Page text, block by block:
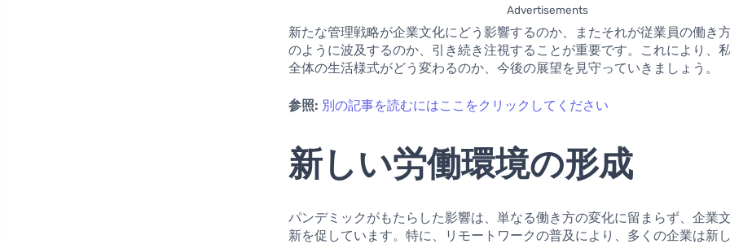
Advertisements
新たな管理戦略が企業文化にどう影響するのか、またそれが従業員の働き
のように波及するのか、引き続き注視することが重要です。これにより、
全体の生活様式がどう変わるのか、今後の展望を見守っていきましょう。
参照: 別の記事を読むにはここをクリックしてください
新しい労働環境の形成
パンデミックがもたらした影響は、単なる働き方の変化に留まらず、企業
新を促しています。特に、リモートワークの普及により、多くの企業は新